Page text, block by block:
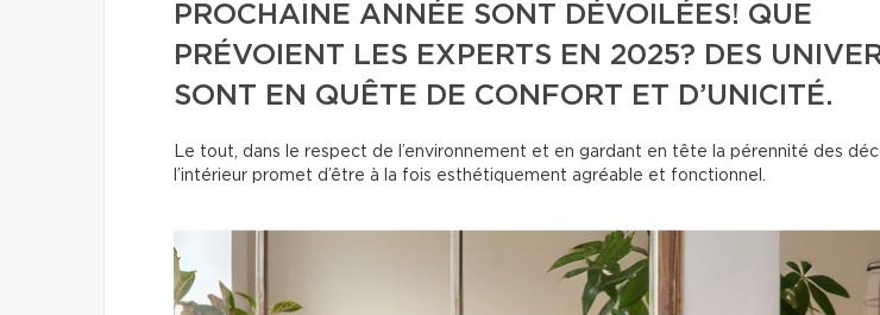
PROCHAINE ANNÉE SONT DÉVOILÉES! QUE
PRÉVOIENT LES EXPERTS EN 2025? DES
SONT EN QUÊTE DE CONFORT ET D’UNICITÉ.
Le tout, dans le respect de l’environnement et en gardant en tête la pérennité des
l’intérieur promet d’être à la fois esthétiquement agréable et fonctionnel.